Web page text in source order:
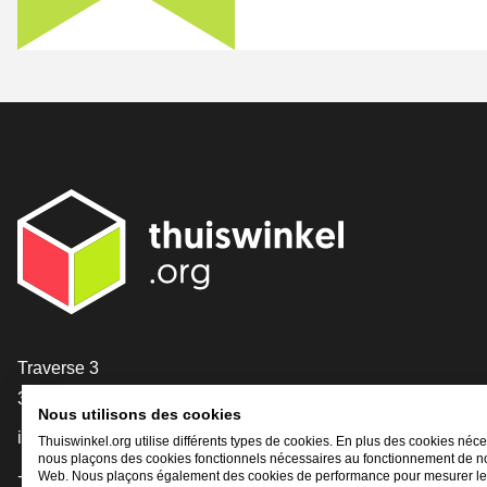
[_General:Contact]
Traverse 3
3905 NL Veenendaal
info@thuiswinkel.org
+31 (0)318 64 85 75
Nous utilisons des cookies
Thuiswinkel.org utilise différents types de cookies. En plus des cookies
nous plaçons des cookies fonctionnels nécessaires au fonctionnement de
Web. Nous plaçons également des cookies de performance pour mesurer